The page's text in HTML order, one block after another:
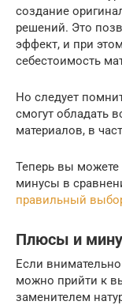
создание
решений. Это
эффект, и при
себестоимость
Но следует
смогут обладать
материалов, в
Теперь вы
минусы в
правильный
Плюсы и
Если
можно прийти к
заменителем